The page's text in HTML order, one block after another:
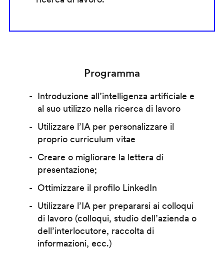
Programma
Introduzione all’intelligenza artificiale e
al suo utilizzo nella ricerca di lavoro
Utilizzare l’IA per personalizzare il
proprio curriculum vitae
Creare o migliorare la lettera di
presentazione;
Ottimizzare il profilo LinkedIn
Utilizzare l’IA per prepararsi ai colloqui
di lavoro (colloqui, studio dell’azienda o
dell’interlocutore, raccolta di
informazioni, ecc.)